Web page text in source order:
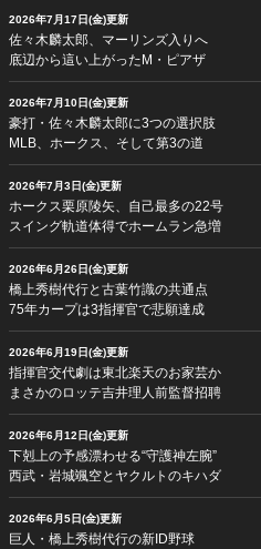
2026年7月17日(金)更新
佐々木麟太郎、マーリンズ入りへ
底辺から這い上がったM・ピアザ
2026年7月10日(金)更新
豪打・佐々木麟太郎に3つの選択肢
MLB、ホークス、そして第3の道
2026年7月3日(金)更新
ホークス栗原陵矢、自己最多の22号
スイング軌道体得でホームラン急増
2026年6月26日(金)更新
橋上秀樹代行と古葉竹識の共通点
75年カープは3指揮官で悲願達成
2026年6月19日(金)更新
指揮官交代劇は東北楽天のお家芸か
まさかのロッテ吉井理人前監督招聘
2026年6月12日(金)更新
下剋上の予感漂わせる“守護神左腕”
西武・岩城颯空とヤクルトのキハダ
2026年6月5日(金)更新
巨人・橋上秀樹代行の新ID野球